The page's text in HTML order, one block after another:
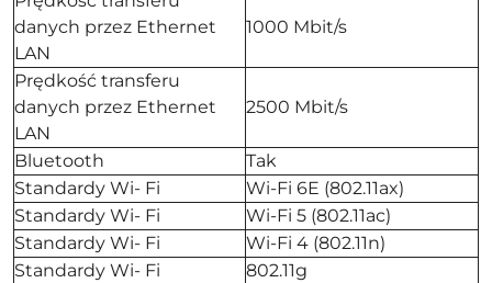
danych przez Ethernet
LAN
1000 Mbit/s
Prędkość transferu
danych przez Ethernet
LAN
2500 Mbit/s
Bluetooth
Tak
Standardy Wi- Fi
Wi-Fi 6E (802.11ax)
Standardy Wi- Fi
Wi-Fi 5 (802.11ac)
Standardy Wi- Fi
Wi-Fi 4 (802.11n)
Standardy Wi- Fi
802.11g